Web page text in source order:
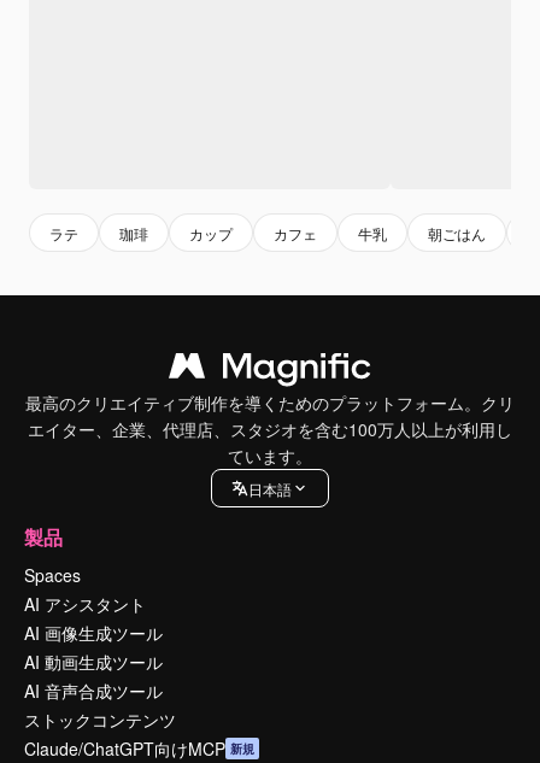
ラテ 珈琲 カップ カフェ 牛乳 朝ごはん
最高のクリエイティブ制作を導くためのプラットフォーム。クリ
エイター、企業、代理店、スタジオを含む100万人以上が利用し
ています。
日本語
製品
Spaces
AI アシスタント
AI 画像生成ツール
AI 動画生成ツール
AI 音声合成ツール
ストックコンテンツ
Claude/ChatGPT向けMCP 新規